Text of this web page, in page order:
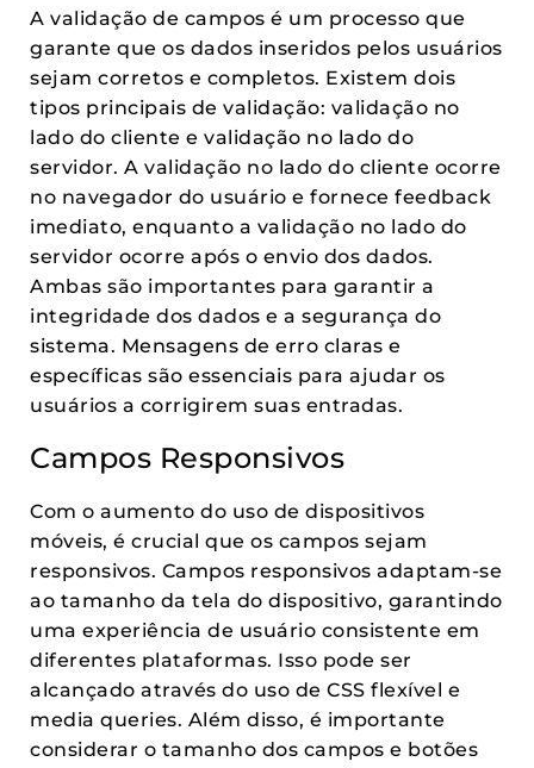
A validação de campos é um processo que
garante que os dados inseridos pelos usuários
sejam corretos e completos. Existem dois
tipos principais de validação: validação no
lado do cliente e validação no lado do
servidor. A validação no lado do cliente ocorre
no navegador do usuário e fornece feedback
imediato, enquanto a validação no lado do
servidor ocorre após o envio dos dados.
Ambas são importantes para garantir a
integridade dos dados e a segurança do
sistema. Mensagens de erro claras e
específicas são essenciais para ajudar os
usuários a corrigirem suas entradas.
Campos Responsivos
Com o aumento do uso de dispositivos
móveis, é crucial que os campos sejam
responsivos. Campos responsivos adaptam-se
ao tamanho da tela do dispositivo, garantindo
uma experiência de usuário consistente em
diferentes plataformas. Isso pode ser
alcançado através do uso de CSS flexível e
media queries. Além disso, é importante
considerar o tamanho dos campos e botões